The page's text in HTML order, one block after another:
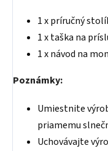
1 x príručný
1 x taška na
1 x návod na
Poznámky:
Umiestnite
priamemu
Uchovávajte